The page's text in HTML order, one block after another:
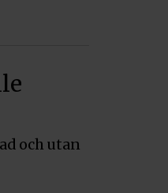
och utan